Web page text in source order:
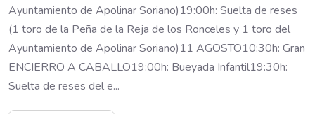
Ayuntamiento de Apolinar Soriano)19:00h: Suelta de reses
(1 toro de la Peña de la Reja de los Ronceles y 1 toro del
Ayuntamiento de Apolinar Soriano)11 AGOSTO10:30h: Gran
ENCIERRO A CABALLO19:00h: Bueyada Infantil19:30h:
Suelta de reses del e...